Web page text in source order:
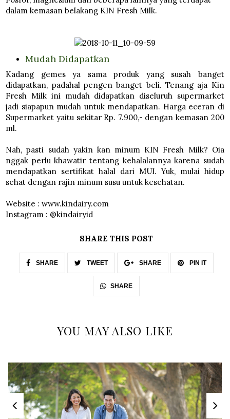
dalam kemasan belakang KIN Fresh Milk.
Mudah Didapatkan
Kadang gemes ya sama produk yang susah banget
didapatkan, padahal pengen banget beli. Tenang aja Kin
Fresh Milk ini mudah didapatkan diseluruh supermarket
jadi siapapun mudah untuk mendapatkan. Harga eceran di
Supermarket yaitu sekitar Rp. 7.900,- dengan kemasan 200
ml.
Nah, pasti sudah yakin kan minum KIN Fresh Milk? Oia
nggak perlu khawatir tentang kehalalannya karena sudah
mendapatkan sertifikat halal dari MUI. Yuk, mulai hidup
sehat dengan rajin minum susu untuk kesehatan.
Website : www.kindairy.com
Instagram : @kindairyid
SHARE THIS POST
SHARE TWEET SHARE PIN IT
SHARE
YOU MAY ALSO LIKE